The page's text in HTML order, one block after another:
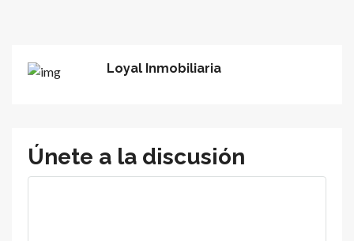
Loyal Inmobiliaria
Únete a la discusión